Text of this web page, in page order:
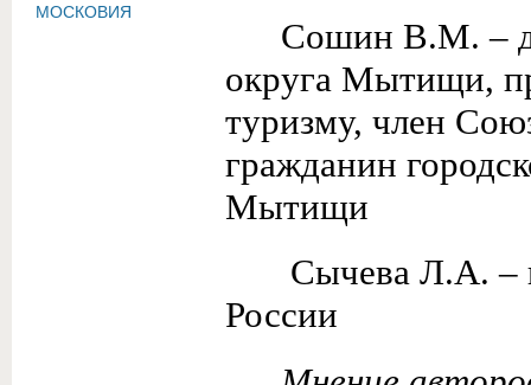
Сошин В.М. –
округа Мытищи,
туризму, член
гражданин
Сычева Л.А. –
России
МОСКОВИЯ